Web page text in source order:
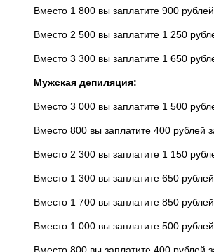
Вместо 1 800 вы заплатите 900
Вместо 2 500 вы заплатите 1 250
Вместо 3 300 вы заплатите 1 650
Мужская депиляция:
Вместо 3 000 вы заплатите 1 500
Вместо 800 вы заплатите 400 рублей
Вместо 2 300 вы заплатите 1 150
Вместо 1 300 вы заплатите 650
Вместо 1 700 вы заплатите 850
Вместо 1 000 вы заплатите 500